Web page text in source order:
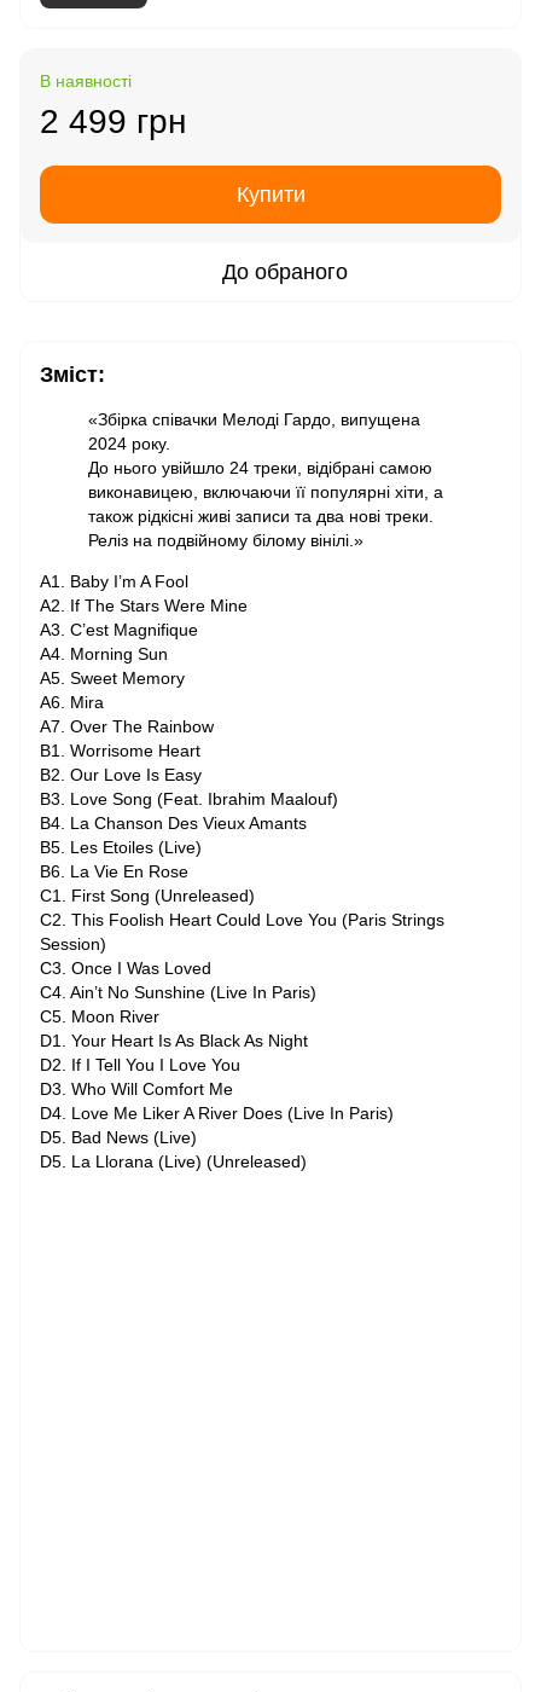
В наявності
2 499 грн
Купити
До обраного
Зміст:
«Збірка співачки Мелоді Гардо, випущена
2024 року.
До нього увійшло 24 треки, відібрані самою
виконавицею, включаючи її популярні хіти, а
також рідкісні живі записи та два нові треки.
Реліз на подвійному білому вінілі.»
A1. Baby I’m A Fool
A2. If The Stars Were Mine
A3. C’est Magnifique
A4. Morning Sun
A5. Sweet Memory
A6. Mira
A7. Over The Rainbow
B1. Worrisome Heart
B2. Our Love Is Easy
B3. Love Song (Feat. Ibrahim Maalouf)
B4. La Chanson Des Vieux Amants
B5. Les Etoiles (Live)
B6. La Vie En Rose
C1. First Song (Unreleased)
C2. This Foolish Heart Could Love You (Paris Strings
Session)
C3. Once I Was Loved
C4. Ain’t No Sunshine (Live In Paris)
C5. Moon River
D1. Your Heart Is As Black As Night
D2. If I Tell You I Love You
D3. Who Will Comfort Me
D4. Love Me Liker A River Does (Live In Paris)
D5. Bad News (Live)
D5. La Llorana (Live) (Unreleased)